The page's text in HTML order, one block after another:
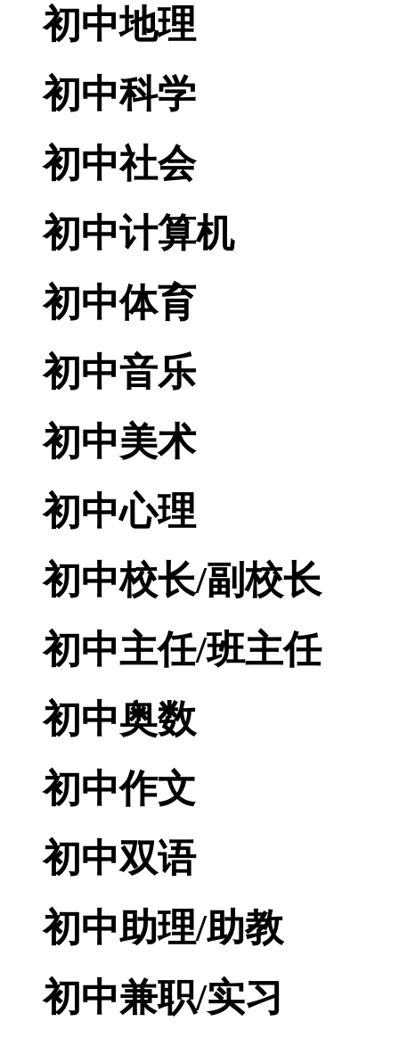
初中地理
初中科学
初中社会
初中计算机
初中体育
初中音乐
初中美术
初中心理
初中校长/副校长
初中主任/班主任
初中奥数
初中作文
初中双语
初中助理/助教
初中兼职/实习